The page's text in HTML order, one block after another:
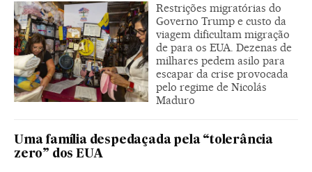
Restrições migratórias do
Governo Trump e custo da
viagem dificultam migração
de para os EUA. Dezenas de
milhares pedem asilo para
escapar da crise provocada
pelo regime de Nicolás
Maduro
Uma família despedaçada pela “tolerância
zero” dos EUA